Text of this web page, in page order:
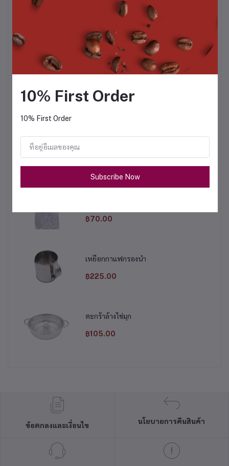
ซอสช็อกโกแลตท็อปปิ้ง 500 g.
฿105.00
฿675.00
฿70.00
เหยือกกาแฟกรองน้ำ
฿225.00
ตะกร้าล้างไข่มุก
฿105.00
ข้อตกลงและเงื่อนไข
นโยบายการคืนสินค้า
10% First Order
10% First Order
Subscribe Now